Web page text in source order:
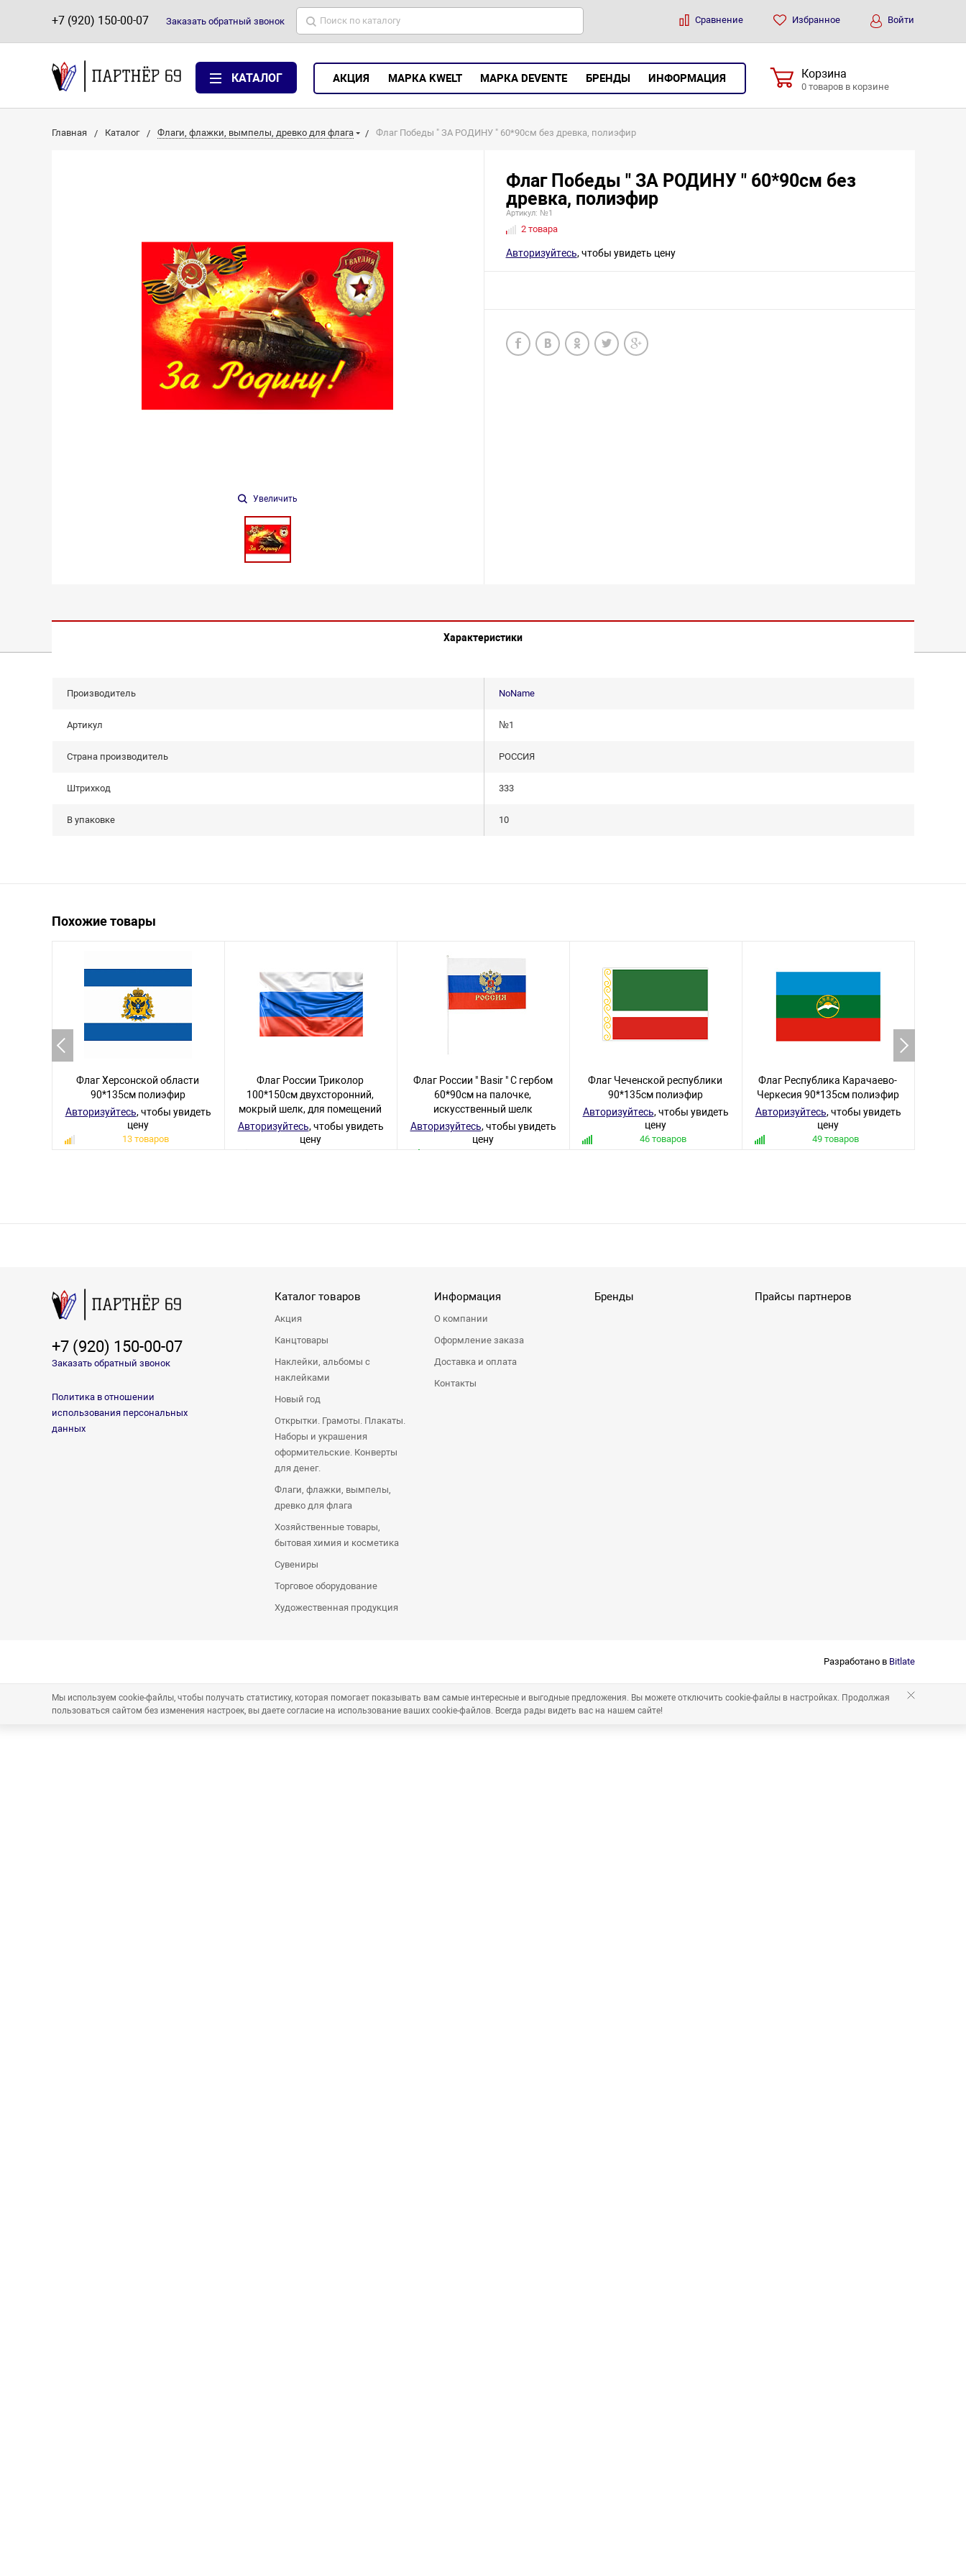
+7 (920) 150-00-07 Заказать обратный звонок Сравнение Избранное Войти
КАТАЛОГ АКЦИЯ МАРКА KWELT МАРКА DEVENTE БРЕНДЫ ИНФОРМАЦИЯ Корзина
0 товаров в корзине
Главная Каталог Флаги, флажки, вымпелы, древко для флага Флаг Победы " ЗА РОДИНУ " 60*90см без древка, полиэфир
Увеличить
Флаг Победы " ЗА РОДИНУ " 60*90см без
древка, полиэфир
Артикул: №1
2 товара
Авторизуйтесь, чтобы увидеть цену
Характеристики
Производитель NoName
Артикул №1
Страна производитель РОССИЯ
Штрихкод 333
В упаковке 10
Похожие товары
Флаг Херсонской области
90*135см полиэфир
Авторизуйтесь, чтобы увидеть
цену
13 товаров
Флаг России Триколор
100*150см двухсторонний,
мокрый шелк, для помещений
Авторизуйтесь, чтобы увидеть
цену
Флаг России " Basir " С гербом
60*90см на палочке,
искусственный шелк
Авторизуйтесь, чтобы увидеть
цену
Флаг Чеченской республики
90*135см полиэфир
Авторизуйтесь, чтобы увидеть
цену
46 товаров
Флаг Республика Карачаево-
Черкесия 90*135см полиэфир
Авторизуйтесь, чтобы увидеть
цену
49 товаров
+7 (920) 150-00-07
Заказать обратный звонок
Политика в отношении
использования персональных
данных
Каталог товаров
Акция
Канцтовары
Наклейки, альбомы с
наклейками
Новый год
Открытки. Грамоты. Плакаты.
Наборы и украшения
оформительские. Конверты
для денег.
Флаги, флажки, вымпелы,
древко для флага
Хозяйственные товары,
бытовая химия и косметика
Сувениры
Торговое оборудование
Художественная продукция
Информация
О компании
Оформление заказа
Доставка и оплата
Контакты
Бренды Прайсы партнеров
Разработано в Bitlate
Мы используем cookie-файлы, чтобы получать статистику, которая помогает показывать вам самые интересные и выгодные предложения. Вы можете отключить cookie-файлы в настройках. Продолжая
пользоваться сайтом без изменения настроек, вы даете согласие на использование ваших cookie-файлов. Всегда рады видеть вас на нашем сайте!